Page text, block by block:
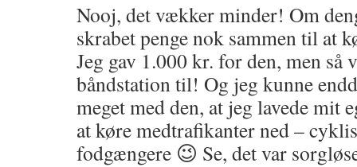
Nooj, det vækker minder! Om
skrabet penge nok sammen til at
Jeg gav 1.000 kr. for den, men så
båndstation til! Og jeg kunne
meget med den, at jeg lavede mit
at køre medtrafikanter ned –
fodgængere 😉 Se, det var